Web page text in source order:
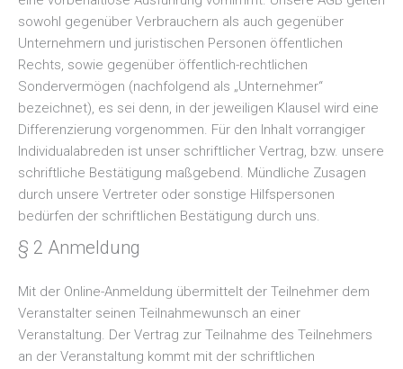
sowohl gegenüber Verbrauchern als auch gegenüber
Unternehmern und juristischen Personen öffentlichen
Rechts, sowie gegenüber öffentlich-rechtlichen
Sondervermögen (nachfolgend als „Unternehmer“
bezeichnet), es sei denn, in der jeweiligen Klausel wird eine
Differenzierung vorgenommen. Für den Inhalt vorrangiger
Individualabreden ist unser schriftlicher Vertrag, bzw. unsere
schriftliche Bestätigung maßgebend. Mündliche Zusagen
durch unsere Vertreter oder sonstige Hilfspersonen
bedürfen der schriftlichen Bestätigung durch uns.
§ 2 Anmeldung
Mit der Online-Anmeldung übermittelt der Teilnehmer dem
Veranstalter seinen Teilnahmewunsch an einer
Veranstaltung. Der Vertrag zur Teilnahme des Teilnehmers
an der Veranstaltung kommt mit der schriftlichen